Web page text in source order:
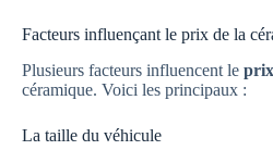
Facteurs influençant le prix de la
Plusieurs facteurs influencent le prix
céramique. Voici les principaux :
La taille du véhicule